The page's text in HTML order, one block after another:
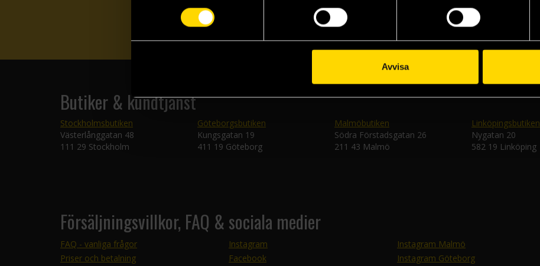
Avvisa
Butiker & kundtjänst
Stockholmsbutiken
Västerlånggatan 48
111 29 Stockholm
Göteborgsbutiken
Kungsgatan 19
411 19 Göteborg
Malmöbutiken
Södra Förstadsgatan 26
211 43 Malmö
Linköpingsbutiken
Nygatan 20
582 19 Linköping
Försäljningsvillkor, FAQ & sociala medier
FAQ - vanliga frågor
Priser och betalning
Instagram
Facebook
Instagram Malmö
Instagram Göteborg